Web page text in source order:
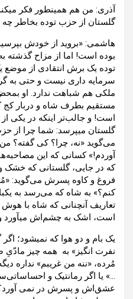
آذری: من هم همینطور فکر
گلستان از حزب توده بخاطر چه
هاشمی: «بروید از خودش
بوده است! اما از مزاح
توده یک برش انتقادی از
سرمایه داری نیست و حتی به
ملکی هم شباهت ندارد. او
مستقیم بطرف شاه و دربار کج
است! و جالب‌تر اینکه در یکی از
گلستان میپرسد: شما چرا از
می‌گوید «نه، چرا؟ کی گفته؟
آوردم!» کسانی که این مصاحبه‌ها
که در جایی، گلستانی که
فروغ و کاوه پسرش می‌گوید:
کنم؟» به شاه که می‌رسد به
تعاریف آنچنانی که شاه با
است، اشک به چشم‌اش میآ‌ورد و
یک بام و دو هوا که نمیشود؛ اگر
نفرت انگیز» به همه چیز
مُرده، «ننه من غریبم» نداره
…» یا اگر رمانتیک و
عشق‌اش و پسرش در نمی